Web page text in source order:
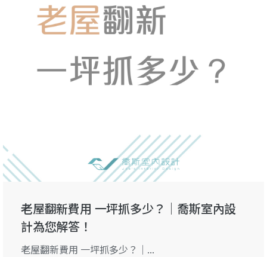
老屋翻新費用 一坪抓多少？｜喬斯室內設
計為您解答！
老屋翻新費用 一坪抓多少？｜...